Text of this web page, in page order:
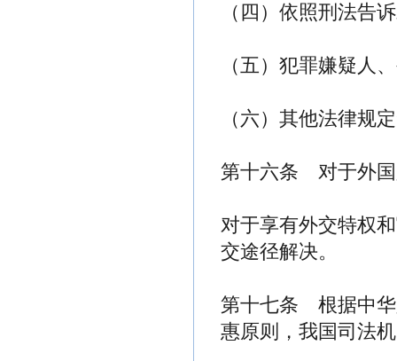
（四）依照刑法告
（五）犯罪嫌疑人
（六）其他法律规
第十六条 对于外国
对于享有外交特权
交途径解决。
第十七条 根据中华
惠原则，我国司法